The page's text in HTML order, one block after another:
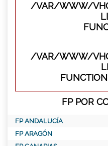
/VAR/WWW/
/VAR/WWW/
FP POR
FP ANDALUCÍA
FP ARAGÓN